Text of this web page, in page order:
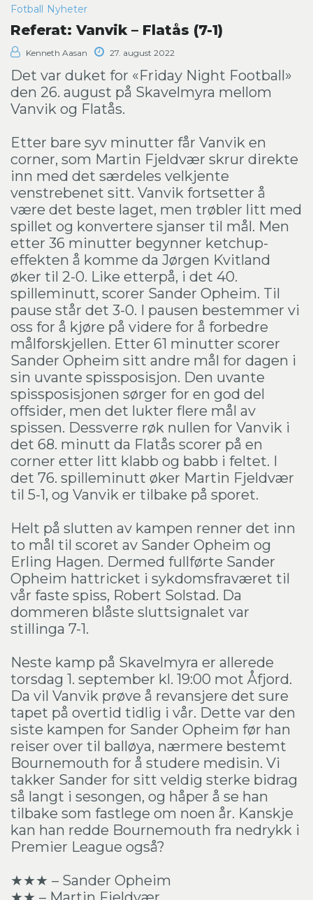
Fotball Nyheter
Referat: Vanvik – Flatås (7-1)
Kenneth Aasan 27. august 2022
Det var duket for «Friday Night Football»
den 26. august på Skavelmyra mellom
Vanvik og Flatås.
Etter bare syv minutter får Vanvik en
corner, som Martin Fjeldvær skrur direkte
inn med det særdeles velkjente
venstrebenet sitt. Vanvik fortsetter å
være det beste laget, men trøbler litt med
spillet og konvertere sjanser til mål. Men
etter 36 minutter begynner ketchup-
effekten å komme da Jørgen Kvitland
øker til 2-0. Like etterpå, i det 40.
spilleminutt, scorer Sander Opheim. Til
pause står det 3-0. I pausen bestemmer vi
oss for å kjøre på videre for å forbedre
målforskjellen. Etter 61 minutter scorer
Sander Opheim sitt andre mål for dagen i
sin uvante spissposisjon. Den uvante
spissposisjonen sørger for en god del
offsider, men det lukter flere mål av
spissen. Dessverre røk nullen for Vanvik i
det 68. minutt da Flatås scorer på en
corner etter litt klabb og babb i feltet. I
det 76. spilleminutt øker Martin Fjeldvær
til 5-1, og Vanvik er tilbake på sporet.
Helt på slutten av kampen renner det inn
to mål til scoret av Sander Opheim og
Erling Hagen. Dermed fullførte Sander
Opheim hattricket i sykdomsfraværet til
vår faste spiss, Robert Solstad. Da
dommeren blåste sluttsignalet var
stillinga 7-1.
Neste kamp på Skavelmyra er allerede
torsdag 1. september kl. 19:00 mot Åfjord.
Da vil Vanvik prøve å revansjere det sure
tapet på overtid tidlig i vår. Dette var den
siste kampen for Sander Opheim før han
reiser over til balløya, nærmere bestemt
Bournemouth for å studere medisin. Vi
takker Sander for sitt veldig sterke bidrag
så langt i sesongen, og håper å se han
tilbake som fastlege om noen år. Kanskje
kan han redde Bournemouth fra nedrykk i
Premier League også?
★★★ – Sander Opheim